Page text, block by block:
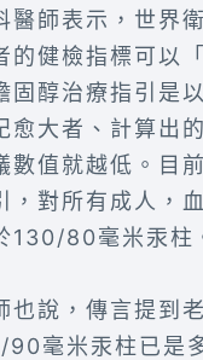
醫師表示，世界
的健檢指標可以
固醇治療指引是
愈大者、計算出
數值就越低。目
，對所有成人，
130/80毫米汞柱
也說，傳言提到
90毫米汞柱已是